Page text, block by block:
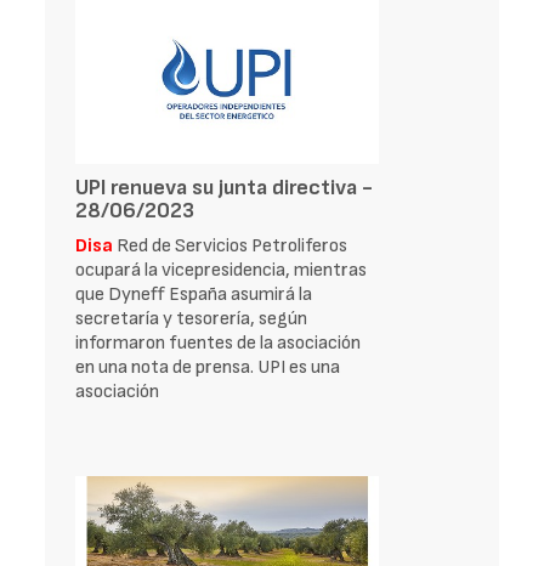
UPI renueva su junta directiva -
28/06/2023
Disa Red de Servicios Petroliferos
ocupará la vicepresidencia, mientras
que Dyneff España asumirá la
secretaría y tesorería, según
informaron fuentes de la asociación
en una nota de prensa. UPI es una
asociación